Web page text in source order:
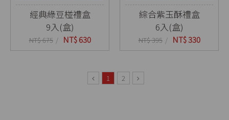
經典綠豆椪禮盒
9入(盒)
NT$ 675 NT$ 630
綜合紫玉酥禮盒
6入(盒)
NT$ 395 NT$ 330
1 2